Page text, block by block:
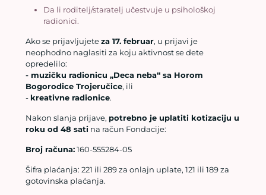
Da li roditelj/staratelj učestvuje u psihološkoj
radionici.
Ako se prijavljujeteza 17. februar, u prijavi je
neophodno naglasiti za koju aktivnost se dete
opredelilo:
- muzičku radionicu „Deca neba“ sa Horom
Bogorodice Trojeručice, ili
- kreativne radionice.
Nakon slanja prijave, potrebno je uplatiti kotizaciju u
roku od 48 satina račun Fondacije:
Broj računa:160-555284-05
Šifra plaćanja: 221 ili 289 za onlajn uplate, 121 ili 189 za
gotovinska plaćanja.